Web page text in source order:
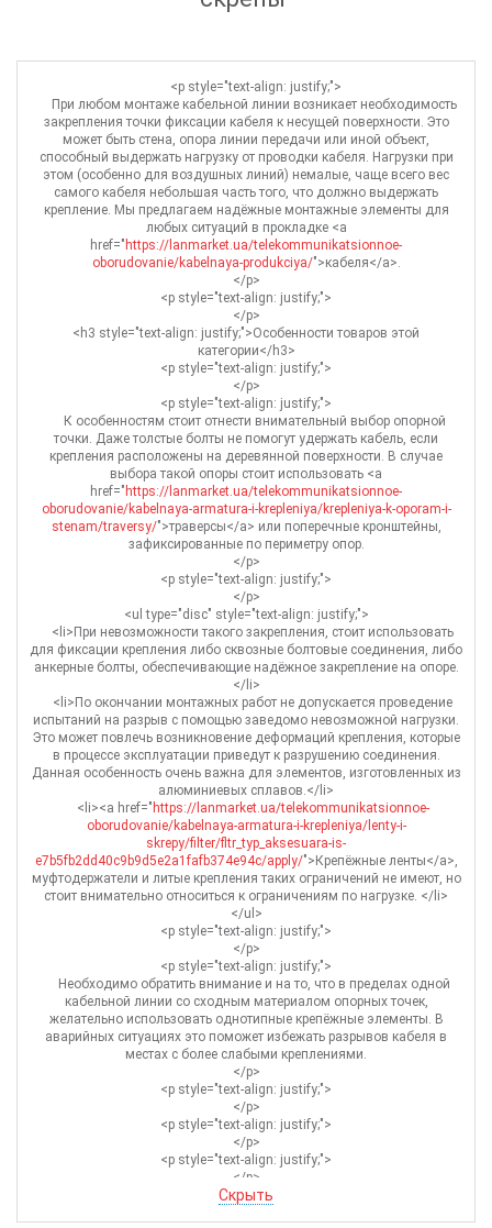
<p style="text-align: justify;">
При любом монтаже кабельной линии возникает необходимость
закрепления точки фиксации кабеля к несущей поверхности. Это
может быть стена, опора линии передачи или иной объект,
способный выдержать нагрузку от проводки кабеля. Нагрузки при
этом (особенно для воздушных линий) немалые, чаще всего вес
самого кабеля небольшая часть того, что должно выдержать
крепление. Мы предлагаем надёжные монтажные элементы для
любых ситуаций в прокладке <a
href=" https://lanmarket.ua/telekommunikatsionnoe-
oborudovanie/kabelnaya-produkciya/">кабеля</a>.
</p>
<p style="text-align: justify;">
</p>
<h3 style="text-align: justify;">Особенности товаров этой
категории</h3>
<p style="text-align: justify;">
</p>
<p style="text-align: justify;">
К особенностям стоит отнести внимательный выбор опорной
точки. Даже толстые болты не помогут удержать кабель, если
крепления расположены на деревянной поверхности. В случае
выбора такой опоры стоит использовать <a
href=" https://lanmarket.ua/telekommunikatsionnoe-
oborudovanie/kabelnaya-armatura-i-krepleniya/krepleniya-k-oporam-i-
stenam/traversy/">траверсы</a> или поперечные кронштейны,
зафиксированные по периметру опор.
</p>
<p style="text-align: justify;">
</p>
<ul type="disc" style="text-align: justify;">
<li>При невозможности такого закрепления, стоит использовать
для фиксации крепления либо сквозные болтовые соединения, либо
анкерные болты, обеспечивающие надёжное закрепление на опоре.
</li>
<li>По окончании монтажных работ не допускается проведение
испытаний на разрыв с помощью заведомо невозможной нагрузки.
Это может повлечь возникновение деформаций крепления, которые
в процессе эксплуатации приведут к разрушению соединения.
Данная особенность очень важна для элементов, изготовленных из
алюминиевых сплавов.</li>
<li><a href=" https://lanmarket.ua/telekommunikatsionnoe-
oborudovanie/kabelnaya-armatura-i-krepleniya/lenty-i-
skrepy/filter/fltr_typ_aksesuara-is-
e7b5fb2dd40c9b9d5e2a1fafb374e94c/apply/">Крепёжные ленты</a>,
муфтодержатели и литые крепления таких ограничений не имеют, но
стоит внимательно относиться к ограничениям по нагрузке. </li>
</ul>
<p style="text-align: justify;">
</p>
<p style="text-align: justify;">
Необходимо обратить внимание и на то, что в пределах одной
кабельной линии со сходным материалом опорных точек,
желательно использовать однотипные крепёжные элементы. В
аварийных ситуациях это поможет избежать разрывов кабеля в
местах с более слабыми креплениями.
</p>
<p style="text-align: justify;">
</p>
<p style="text-align: justify;">
</p>
<p style="text-align: justify;">
</p>
<p style="text-align: justify;">
Скрыть